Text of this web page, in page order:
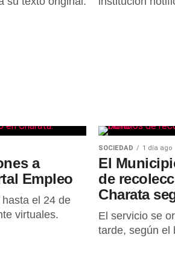
a
Empleo
el 24 de
virtuales.
SOCIEDAD 1 día ago
El
de
Charata
El servicio se
tarde, según el